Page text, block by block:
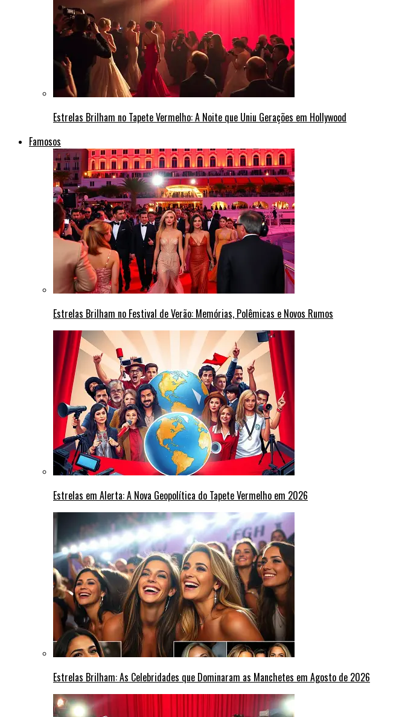
Estrelas Brilham no Tapete Vermelho: A Noite que Uniu Gerações em Hollywood
Famosos
Estrelas Brilham no Festival de Verão: Memórias, Polêmicas e Novos Rumos
Estrelas em Alerta: A Nova Geopolítica do Tapete Vermelho em 2026
Estrelas Brilham: As Celebridades que Dominaram as Manchetes em Agosto de 2026